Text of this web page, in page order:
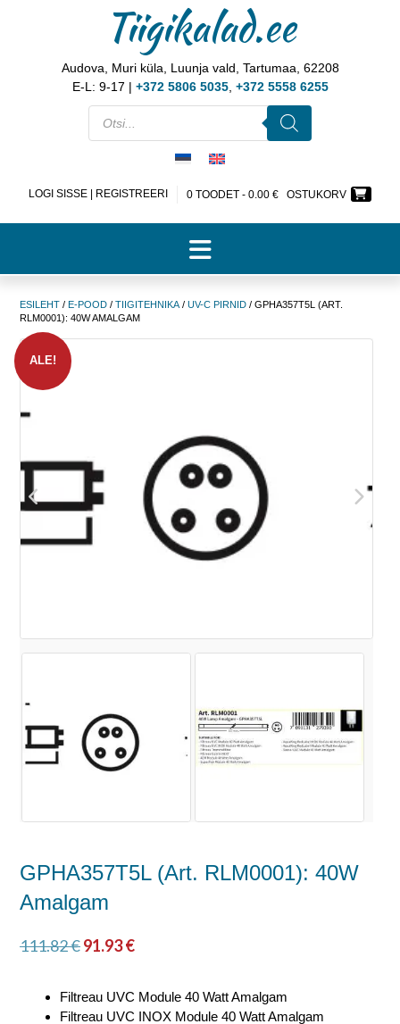
Tiigikalad.ee
Audova, Muri küla, Luunja vald, Tartumaa, 62208
E-L: 9-17 | +372 5806 5035, +372 5558 6255
LOGI SISSE | REGISTREERI 0 TOODET - 0.00 € OSTUKORV
ESILEHT / E-POOD / TIIGITEHNIKA / UV-C PIRNID / GPHA357T5L (ART.
RLM0001): 40W AMALGAM
ALE!
GPHA357T5L (Art. RLM0001): 40W
Amalgam
111.82€91.93€
Filtreau UVC Module 40 Watt Amalgam
Filtreau UVC INOX Module 40 Watt Amalgam